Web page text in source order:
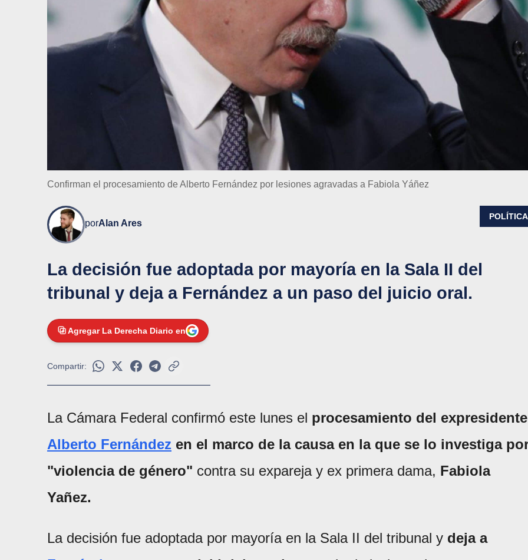
Confirman el procesamiento de Alberto Fernández por lesiones agravadas a Fabiola Yáñez
porAlan Ares
POLÍTICA
La decisión fue adoptada por mayoría en la Sala II del
tribunal y deja a Fernández a un paso del juicio oral.
Agregar La Derecha Diario en
Compartir:
La Cámara Federal confirmó este lunes el procesamiento del expresidente
Alberto Fernández en el marco de la causa en la que se lo investiga
"violencia de género" contra su expareja y ex primera dama, Fabiola
Yañez.
La decisión fue adoptada por mayoría en la Sala II del tribunal y deja a